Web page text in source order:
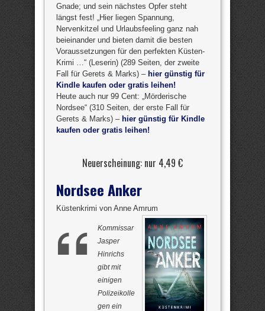
Gnade; und sein nächstes Opfer steht
längst fest! „Hier liegen Spannung,
Nervenkitzel und Urlaubsfeeling ganz nah
beieinander und bieten damit die besten
Voraussetzungen für den perfekten Küsten-
Krimi …“ (Leserin) (289 Seiten, der zweite
Fall für Gerets & Marks) – hier günstig für
Kindle kaufen oder gratis leihen!
Heute auch nur 99 Cent: „Mörderische
Nordsee“ (310 Seiten, der erste Fall für
Gerets & Marks) – hier günstig für Kindle
kaufen oder gratis leihen!
Neuerscheinung: nur 4,49 €
Nordsee Anker
Küstenkrimi von Anne Amrum
Kommissar
Jasper
Hinrichs
gibt mit
einigen
Polizeikolle
gen ein